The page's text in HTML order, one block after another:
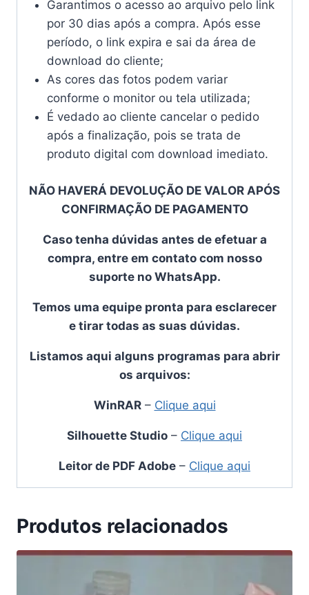
Garantimos o acesso ao arquivo pelo link
por 30 dias após a compra. Após esse
período, o link expira e sai da área de
download do cliente;
As cores das fotos podem variar
conforme o monitor ou tela utilizada;
É vedado ao cliente cancelar o pedido
após a finalização, pois se trata de
produto digital com download imediato.
NÃO HAVERÁ DEVOLUÇÃO DE VALOR APÓS
CONFIRMAÇÃO DE PAGAMENTO
Caso tenha dúvidas antes de efetuar a
compra, entre em contato com nosso
suporte no WhatsApp.
Temos uma equipe pronta para esclarecer
e tirar todas as suas dúvidas.
Listamos aqui alguns programas para abrir
os arquivos:
WinRAR– Clique aqui
Silhouette Studio – Clique aqui
Leitor de PDF Adobe – Clique aqui
Produtos relacionados